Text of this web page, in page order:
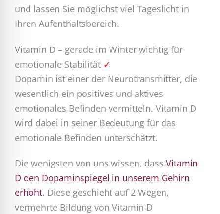
und lassen Sie möglichst viel Tageslicht in
Ihren Aufenthaltsbereich.
Vitamin D – gerade im Winter wichtig für
emotionale Stabilität ✓
Dopamin ist einer der Neurotransmitter, die
wesentlich ein positives und aktives
emotionales Befinden vermitteln. Vitamin D
wird dabei in seiner Bedeutung für das
emotionale Befinden unterschätzt.
Die wenigsten von uns wissen, dass Vitamin
D den Dopaminspiegel in unserem Gehirn
erhöht. Diese geschieht auf 2 Wegen,
vermehrte Bildung von Vitamin D